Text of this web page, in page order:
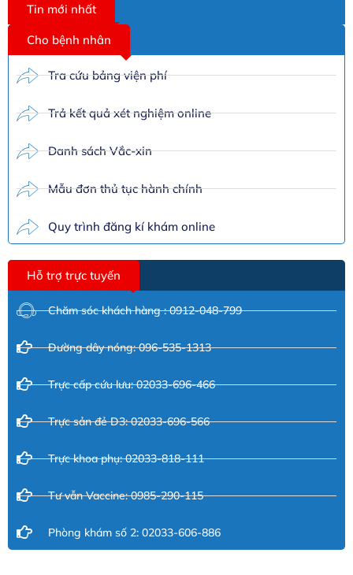
Tin mới nhất
Cho bệnh nhân
Tra cứu bảng viện phí
Trả kết quả xét nghiệm online
Danh sách Vắc-xin
Mẫu đơn thủ tục hành chính
Quy trình đăng kí khám online
Hỗ trợ trực tuyến
Chăm sóc khách hàng : 0912-048-799
Đường dây nóng: 096-535-1313
Trực cấp cứu lưu: 02033-696-466
Trực sản đẻ D3: 02033-696-566
Trực khoa phụ: 02033-818-111
Tư vẫn Vaccine: 0985-290-115
Phòng khám số 2: 02033-606-886